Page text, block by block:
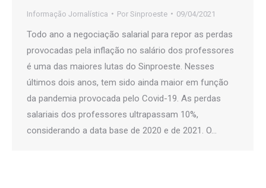
Informação Jornalística Por Sinproeste 09/04/2021
Todo ano a negociação salarial para repor as perdas
provocadas pela inflação no salário dos professores
é uma das maiores lutas do Sinproeste. Nesses
últimos dois anos, tem sido ainda maior em função
da pandemia provocada pelo Covid-19. As perdas
salariais dos professores ultrapassam 10%,
considerando a data base de 2020 e de 2021. O…